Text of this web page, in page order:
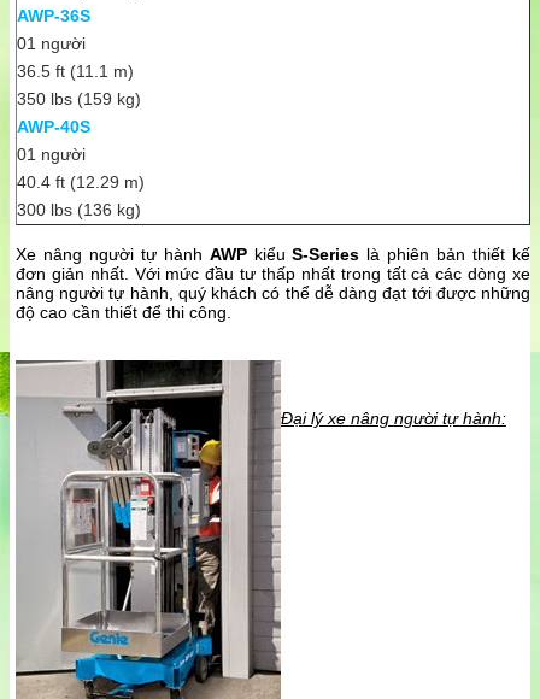
AWP-36S
01 người
36.5 ft (11.1 m)
350 lbs (159 kg)
AWP-40S
01 người
40.4 ft (12.29 m)
300 lbs (136 kg)
Xe nâng người tự hành AWPkiểuS-Series là phiên bản thiết kế
đơn giản nhất. Với mức đầu tư thấp nhất trong tất cả các dòng xe
nâng người tự hành, quý khách có thể dễ dàng đạt tới được những
độ cao cần thiết để thi công.
Đại lý xe nâng người tự hành: